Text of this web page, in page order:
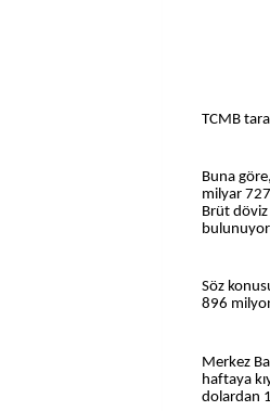
TCMB
Buna
milyar
Brüt
Söz
896
Merkez
haftaya
dolardan